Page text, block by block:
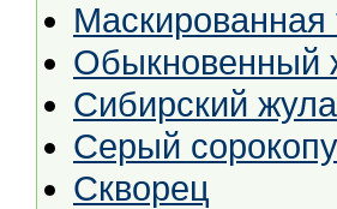
Маскированная
Обыкновенный
Сибирский
Серый
Скворец